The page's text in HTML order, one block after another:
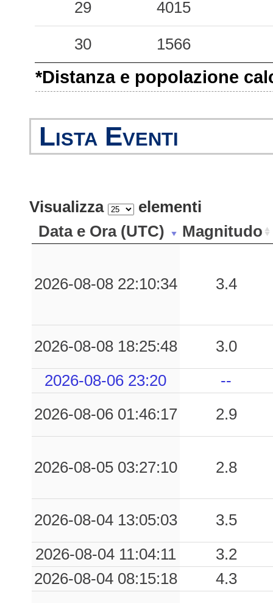
0.16 PLR
0.09
TPA
103
0.08
GEA
152
0.07
LNT
123
0.05
SDN
184
0.04
NTE
0.03
ISI 176
0.03 PPL1 191
29 4015
30 1566
*Distanza e popolazione
Lista Eventi
Visualizza
elementi
Data e Ora (UTC)
Magnitudo
2026-08-08 22:10:34 3.4
2026-08-08 18:25:48
3.0
2026-08-06 23:20
--
2026-08-06 01:46:17
2.9
2026-08-05 03:27:10 2.8
2026-08-04 13:05:03
3.5
2026-08-04 11:04:11
3.2
2026-08-04 08:15:18
4.3